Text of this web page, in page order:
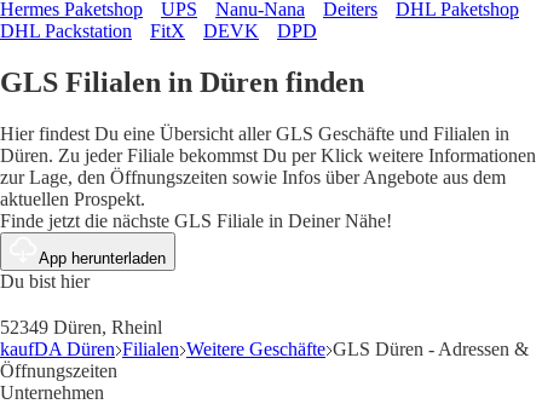
Hermes Paketshop UPS Nanu-Nana Deiters
DHL Paketshop
DHL Packstation
FitX DEVK DPD
GLS Filialen in Düren finden
Hier findest Du eine Übersicht aller GLS Geschäfte und Filialen in
Düren. Zu jeder Filiale bekommst Du per Klick weitere Informationen
zur Lage, den Öffnungszeiten sowie Infos über Angebote aus dem
aktuellen Prospekt.
Finde jetzt die nächste GLS Filiale in Deiner Nähe!
App herunterladen
Du bist hier
52349 Düren, Rheinl
kaufDA Düren Filialen Weitere Geschäfte GLS Düren - Adressen &
Öffnungszeiten
Unternehmen